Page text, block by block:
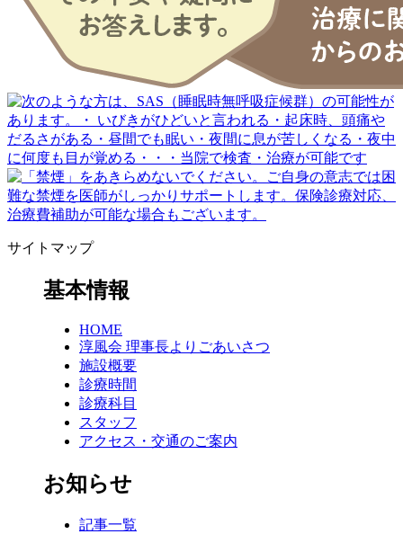
サイトマップ
基本情報
HOME
淳風会 理事長よりごあいさつ
施設概要
診療時間
診療科目
スタッフ
アクセス・交通のご案内
お知らせ
記事一覧